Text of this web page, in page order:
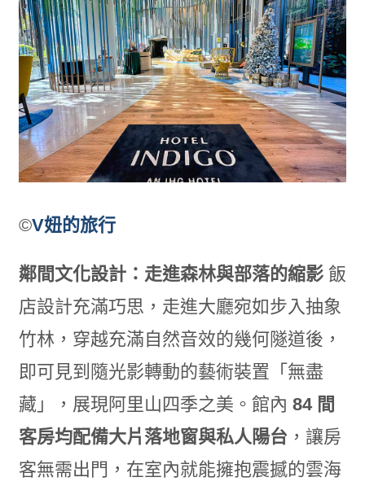
©V妞的旅行
鄰間文化設計：走進森林與部落的縮影飯
店設計充滿巧思，走進大廳宛如步入抽象
竹林，穿越充滿自然音效的幾何隧道後，
即可見到隨光影轉動的藝術裝置「無盡
藏」，展現阿里山四季之美。館內 84 間
客房均配備大片落地窗與私人陽台，讓房
客無需出門，在室內就能擁抱震撼的雲海